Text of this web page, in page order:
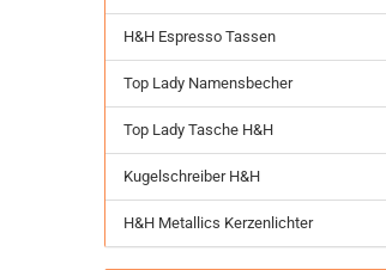
H&H Espresso Tassen
Top Lady Namensbecher
Top Lady Tasche H&H
Kugelschreiber H&H
H&H Metallics Kerzenlichter